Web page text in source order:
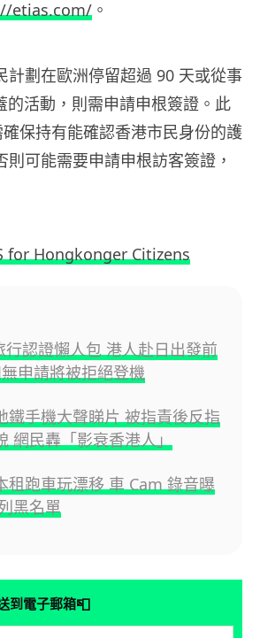
etias.com/ 。
計劃在歐洲停留超過 90 天或從事
的活動，則需申請申根簽證。此
保持有能確認香港市民身份的護
則可能需要申請申根訪客簽證，
for Hongkonger Citizens
行認證懶人包 港人赴日出發前
申請將被拒絕登機
鐵手機大聲睇片 被指責後反指
網民轟「影衰香港人」
租跑車玩漂移 車 Cam 錄音曝
黑名單
到電子郵箱📮